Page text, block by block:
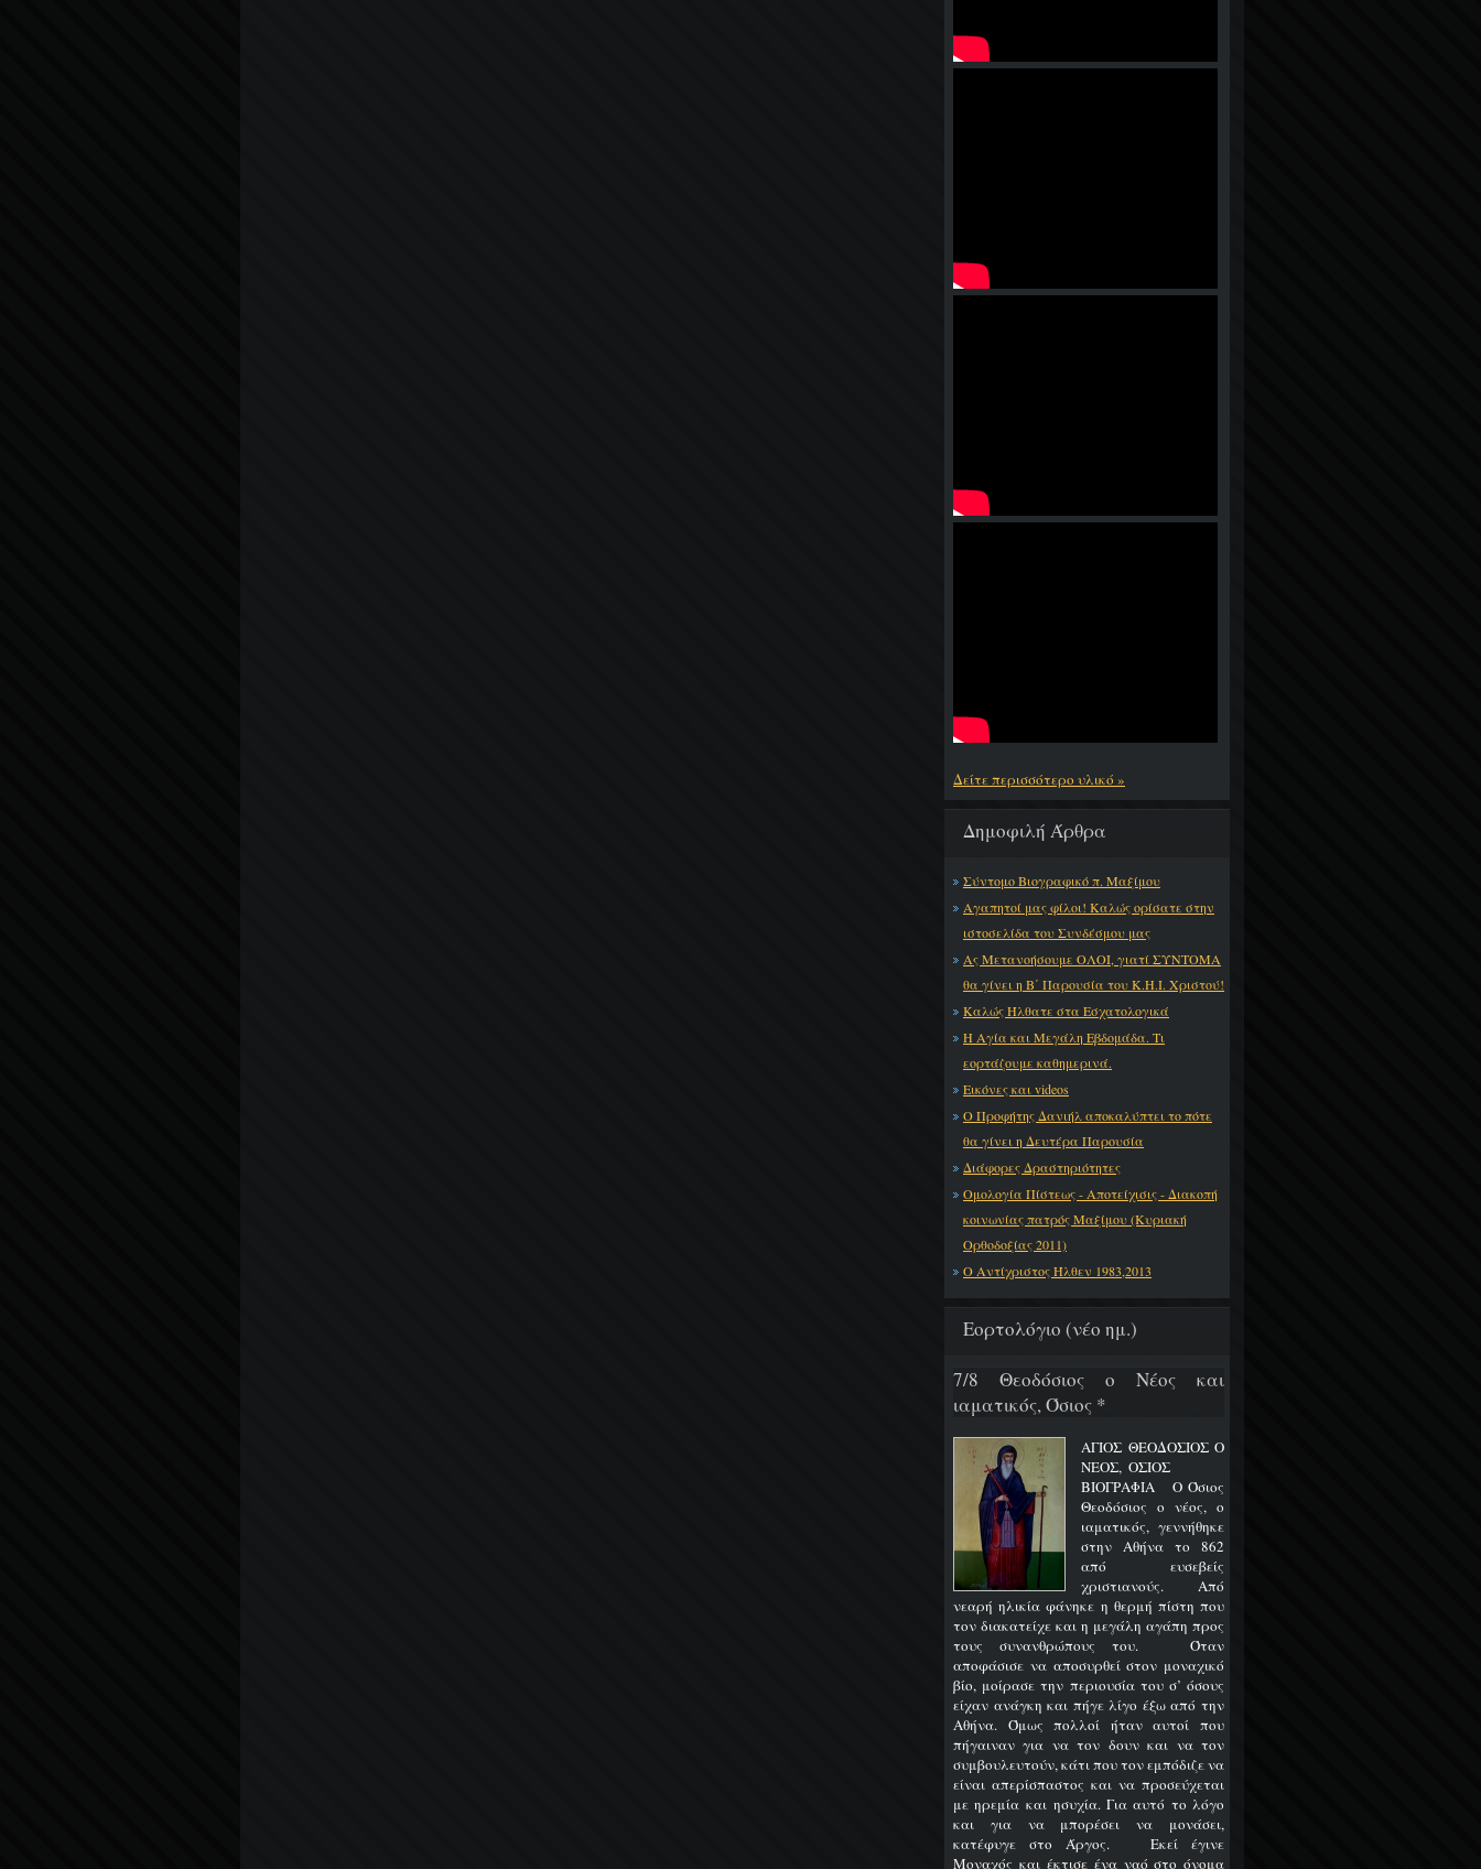
Δείτε περισσότερο υλικό »
Δημοφιλή Άρθρα
Σύντομο Βιογραφικό π. Μαξίμου
Αγαπητοί μας φίλοι! Καλώς ορίσατε στην
ιστοσελίδα του Συνδέσμου μας
Ας Μετανοήσουμε ΟΛΟΙ, γιατί ΣΥΝΤΟΜΑ
θα γίνει η Β΄ Παρουσία του Κ.Η.Ι. Χριστού!
Καλώς Ήλθατε στα Εσχατολογικά
Η Αγία και Μεγάλη Εβδομάδα. Τι
εορτάζουμε καθημερινά.
Εικόνες και videos
Ο Προφήτης Δανιήλ αποκαλύπτει το πότε
θα γίνει η Δευτέρα Παρουσία
Διάφορες Δραστηριότητες
Ομολογία Πίστεως - Αποτείχισις - Διακοπή
κοινωνίας πατρός Μαξίμου (Κυριακή
Ορθοδοξίας 2011)
Ο Αντίχριστος Ήλθεν 1983,2013
Εορτολόγιο (νέο ημ.)
7/8 Θεοδόσιος ο Νέος και
ιαματικός, Όσιος *
ΑΓΙΟΣ ΘΕΟΔΟΣΙΟΣ Ο
ΝΕΟΣ, ΟΣΙΟΣ
ΒΙΟΓΡΑΦΙΑ Ο Όσιος
Θεοδόσιος ο νέος, ο
ιαματικός, γεννήθηκε
στην Αθήνα το 862
από ευσεβείς
χριστιανούς. Από
νεαρή ηλικία φάνηκε η θερμή πίστη που
τον διακατείχε και η μεγάλη αγάπη προς
τους συνανθρώπους του. Όταν
αποφάσισε να αποσυρθεί στον μοναχικό
βίο, μοίρασε την περιουσία του σ’ όσους
είχαν ανάγκη και πήγε λίγο έξω από την
Αθήνα. Όμως πολλοί ήταν αυτοί που
πήγαιναν για να τον δουν και να τον
συμβουλευτούν, κάτι που τον εμπόδιζε να
είναι απερίσπαστος και να προσεύχεται
με ηρεμία και ησυχία. Για αυτό το λόγο
και για να μπορέσει να μονάσει,
κατέφυγε στο Άργος. Εκεί έγινε
Μοναχός και έκτισε ένα ναό στο όνομα